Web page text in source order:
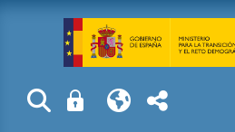
Novas